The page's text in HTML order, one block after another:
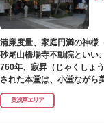
清廉度量、家庭円満の神様
砂尾山橋場寺不動院といい
760年、寂昇（じゃくしょ
された本堂は、小堂ながら
式です。明治の大火、関東
ったことから「火伏せの不
奥浅草エリア